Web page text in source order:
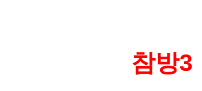
참방3